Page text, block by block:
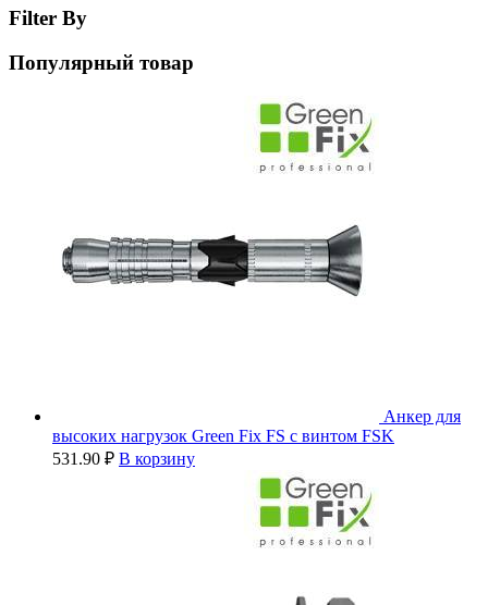
Filter By
Популярный товар
Анкер для
высоких нагрузок Green Fix FS с винтом FSK
531.90 ₽ В корзину